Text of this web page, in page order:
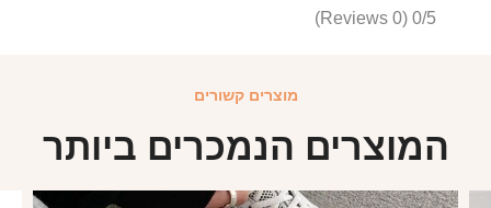
0/5
(0 Reviews)
מוצרים קשורים
המוצרים הנמכרים ביותר